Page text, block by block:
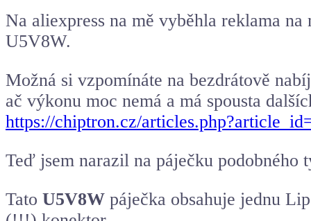
Na aliexpress na mě vyběhla reklama
U5V8W.
Možná si vzpomínáte na bezdrátově
ač výkonu moc nemá a má spousta
https://chiptron.cz/
Teď jsem narazil na páječku
Tato U5V8W páječka obsahuje jednu